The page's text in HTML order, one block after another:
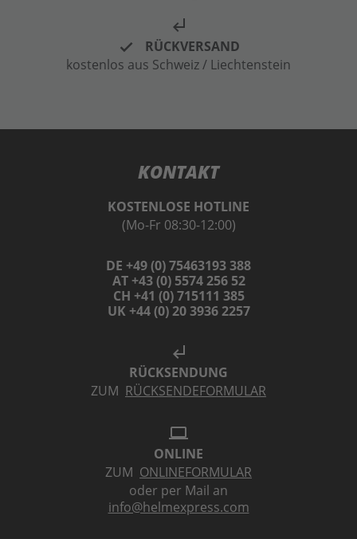
subdirectory_arrow_left
RÜCKVERSAND
kostenlos aus Schweiz / Liechtenstein
KONTAKT
KOSTENLOSE HOTLINE
(Mo-Fr 08:30-12:00)
DE +49 (0) 75463193 388
AT +43 (0) 5574 256 52
CH +41 (0) 715111 385
UK +44 (0) 20 3936 2257
subdirectory_arrow_left
RÜCKSENDUNG
ZUM RÜCKSENDEFORMULAR
laptop
ONLINE
ZUM ONLINEFORMULAR
oder per Mail an
info@helmexpress.com